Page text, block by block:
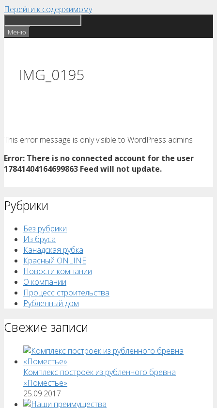
Перейти к содержимому
Меню
IMG_0195
This error message is only visible to WordPress admins
Error: There is no connected account for the user
17841404164699863 Feed will not update.
Рубрики
Без рубрики
Из бруса
Канадская рубка
Красный ONLINE
Новости компании
О компании
Процесс строительства
Рубленный дом
Свежие записи
Комплекс построек из рубленного бревна
«Поместье»
25.09.2017